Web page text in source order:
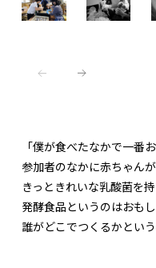
「僕が食べたなかで一番
参加者のなかに赤ちゃんが
きっときれいな乳酸菌を
発酵食品というのはおもし
誰がどこでつくるかとい